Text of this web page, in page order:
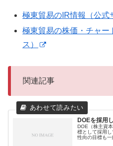
極東貿易のIR情報（公式
極東貿易の株価・チャー
ス）
関連記事
DOEを採用
DOE（株主資
標として採用
性向の目標も一